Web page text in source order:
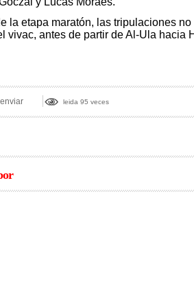
la etapa maratón, las tripulaciones
vivac, antes de partir de Al-Ula hacia
enviar leida 95 veces